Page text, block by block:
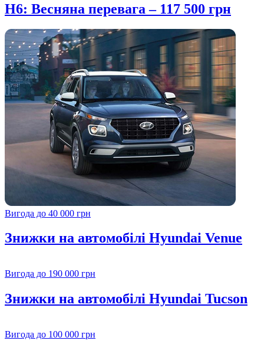
H6: Весняна перевага – 117 500 грн
Вигода до 40 000 грн
Знижки на автомобілі Hyundai Venue
Вигода до 190 000 грн
Знижки на автомобілі Hyundai Tucson
Вигода до 100 000 грн